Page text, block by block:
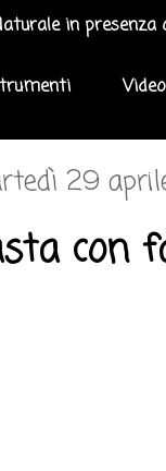
in presenza
29
con